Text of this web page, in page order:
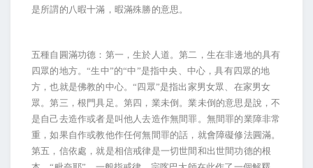
是所謂的八暇十滿，暇滿殊勝的意思。
五種自圓滿功德：第一，生於人道。第二，生在非邊地的具有
四眾的地方。“生中”的“中”是指中央、中心，具有四眾的地
方，也就是佛教的中心。“四眾”是指出家男女眾、在家男女
眾。第三，根門具足。第四，業未倒。業未倒的意思是說，不
是自己去造作或者是叫他人去造作無間罪。無間罪的業障非常
重，如果自作或教他作任何無間罪的話，就會障礙修法圓滿。
第五，信依處，就是相信戒律是一切世間和出世間功德的根